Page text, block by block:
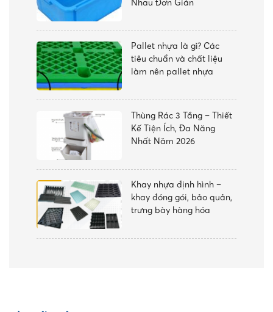
Nhau Đơn Giản
Pallet nhựa là gì? Các
tiêu chuẩn và chất liệu
làm nên pallet nhựa
Thùng Rác 3 Tầng – Thiết
Kế Tiện Ích, Đa Năng
Nhất Năm 2026
Khay nhựa định hình –
khay đóng gói, bảo quản,
trưng bày hàng hóa